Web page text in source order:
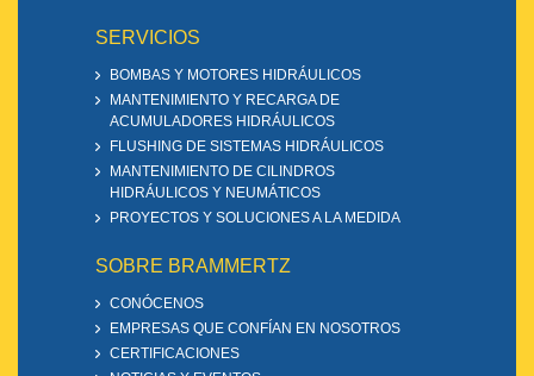
SERVICIOS
BOMBAS Y MOTORES HIDRÁULICOS
MANTENIMIENTO Y RECARGA DE
ACUMULADORES HIDRÁULICOS
FLUSHING DE SISTEMAS HIDRÁULICOS
MANTENIMIENTO DE CILINDROS
HIDRÁULICOS Y NEUMÁTICOS
PROYECTOS Y SOLUCIONES A LA MEDIDA
SOBRE BRAMMERTZ
CONÓCENOS
EMPRESAS QUE CONFÍAN EN NOSOTROS
CERTIFICACIONES